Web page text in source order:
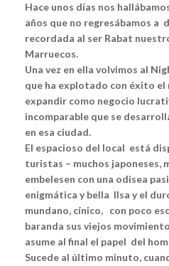
Hace unos días nos
años que no regresábamos a
recordada al ser Rabat
Marruecos.
Una vez en ella volvimos al
que ha explotado con éxito el
expandir como negocio
incomparable que se
en esa ciudad.
El espacioso del local está
turistas – muchos japoneses,
embelesen con una odisea
enigmática y bella Ilsa y el
mundano, cínico, con poco
baranda sus viejos
asume al final el papel del
Sucede al último minuto,